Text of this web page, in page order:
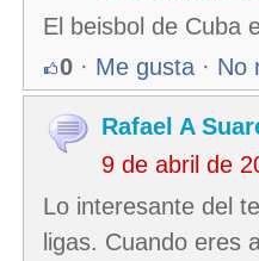
El beisbol de Cuba
0 · Me gusta · No
Rafael A
9 de abril de
Lo interesante del
ligas. Cuando eres